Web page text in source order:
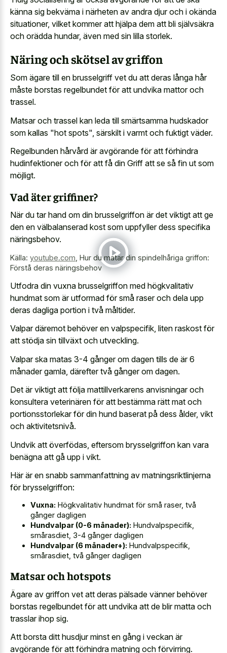
känna sig bekväma i närheten av andra djur och i okända
situationer, vilket kommer att hjälpa dem att bli självsäkra
och orädda hundar, även med sin lilla storlek.
Näring och skötsel av griffon
Som ägare till en brusselgriff vet du att deras långa hår
måste borstas regelbundet för att undvika mattoroch
trassel.
Matsar och trassel kan leda till smärtsamma hudskador
som kallas "hot spots", särskilt i varmt och fuktigt väder.
Regelbunden hårvård är avgörande för att förhindra
hudinfektioner och för att få din Griff att se så fin ut som
möjligt.
Vad äter griffiner?
När du tar hand om din brusselgriffon är det viktigt att ge
den en välbalanserad kost som uppfyller dess specifika
näringsbehov.
Källa: youtube.com Hur du matar din spindelhåriga griffon:
Förstå deras näringsbehov
Utfodra din vuxna brusselgriffon med högkvalitativ
hundmat som är utformad för små raser och dela upp
deras dagliga portion i två måltider.
Valpar däremot behöver en valpspecifik, liten raskost för
att stödja sin tillväxt och utveckling.
Valpar ska matas 3-4 gånger om dagen tills de är 6
månader gamla, därefter två gånger om dagen.
Det är viktigt att följa mattillverkarens anvisningar och
konsultera veterinären för att bestämma rätt mat och
portionsstorlekar för din hund baserat på dess ålder, vikt
och aktivitetsnivå.
Undvik att överfödas, eftersom brysselgriffon kan vara
benägna att gå upp i vikt.
Här är en snabb sammanfattning av matningsriktlinjerna
för brysselgriffon:
Vuxna: Högkvalitativ hundmat för små raser, två
gånger dagligen
Hundvalpar (0-6 månader): Hundvalpspecifik,
smårasdiet, 3-4 gånger dagligen
Hundvalpar (6 månader+): Hundvalpspecifik,
smårasdiet, två gånger dagligen
Matsar och hotspots
Ägare av griffon vet att deras pälsade vänner behöver
borstas regelbundet för att undvika att de blir matta och
trasslar ihop sig.
Att borsta ditt husdjur minst en gång i veckan är
avgörande för att förhindra matning och förvirring.